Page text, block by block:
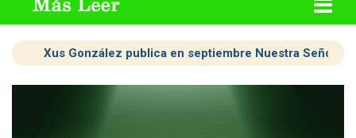
Xus González publica en septiembre Nuestra Señora